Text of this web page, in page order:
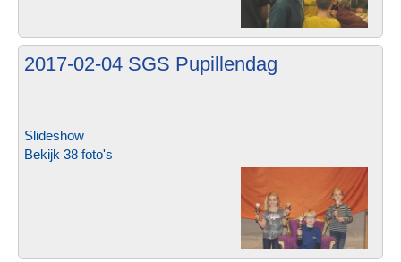
2017-02-04 SGS Pupillendag
Slideshow
Bekijk 38 foto's